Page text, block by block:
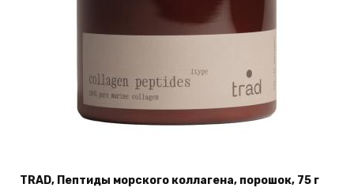
TRAD, Пептиды морского коллагена, порошок, 75 г